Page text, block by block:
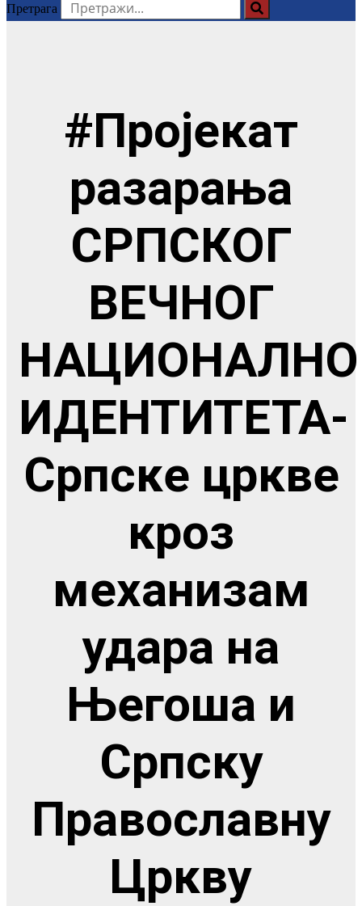
Претрага
#Пројекат
разарања
СРПСКОГ
ВЕЧНОГ
ИДЕНТИТЕТА-
Српске цркве
кроз
механизам
удара на
Његоша и
Српску
Православну
Цркву